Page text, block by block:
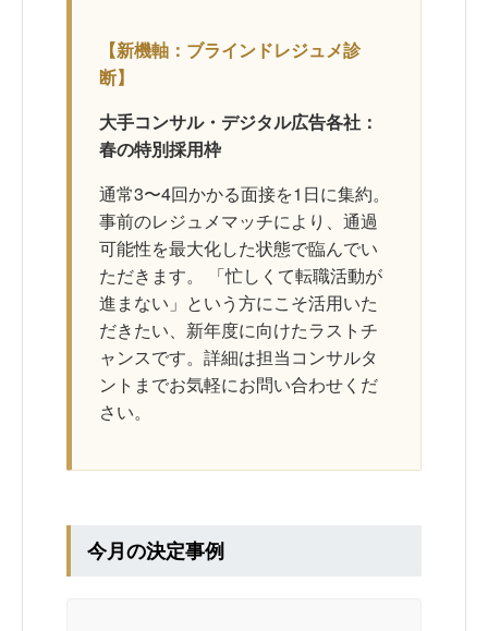
【新機軸：ブラインドレジュメ診
断】
大手コンサル・デジタル広告各社：
春の特別採用枠
通常3〜4回かかる面接を1日に集約。
事前のレジュメマッチにより、通過
可能性を最大化した状態で臨んでい
ただきます。 「忙しくて転職活動が
進まない」という方にこそ活用いた
だきたい、新年度に向けたラストチ
ャンスです。詳細は担当コンサルタ
ントまでお気軽にお問い合わせくだ
さい。
今月の決定事例